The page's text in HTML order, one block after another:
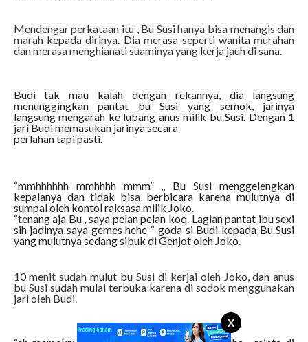
X
Mendengar perkataan itu , Bu Susi hanya bisa menangis dan
marah kepada dirinya. Dia merasa seperti wanita murahan
dan merasa menghianati suaminya yang kerja jauh di sana.
Budi tak mau kalah dengan rekannya, dia langsung
menunggingkan pantat bu Susi yang semok, jarinya
langsung mengarah ke lubang anus milik bu Susi. Dengan 1
jari Budi memasukan jarinya secara
perlahan tapi pasti.
“mmhhhhhh mmhhhh mmm” ,, Bu Susi menggelengkan
kepalanya dan tidak bisa berbicara karena mulutnya di
sumpal oleh kontol raksasa milik Joko.
“tenang aja Bu , saya pelan pelan koq. Lagian pantat ibu sexi
sih jadinya saya gemes hehe “ goda si Budi kepada Bu Susi
yang mulutnya sedang sibuk di Genjot oleh Joko.
10 menit sudah mulut bu Susi di kerjai oleh Joko, dan anus
bu Susi sudah mulai terbuka karena di sodok menggunakan
jari oleh Budi.